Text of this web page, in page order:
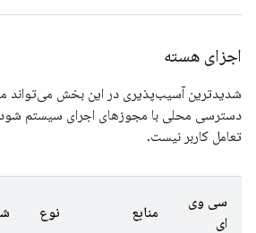
اجزای هسته
شدیدترین آسیب‌پذیری در این بخش می‌تواند
دسترسی محلی با مجوزهای اجرای سیستم شود.
تعامل کاربر نیست.
سی وی
ای
منابع نوع